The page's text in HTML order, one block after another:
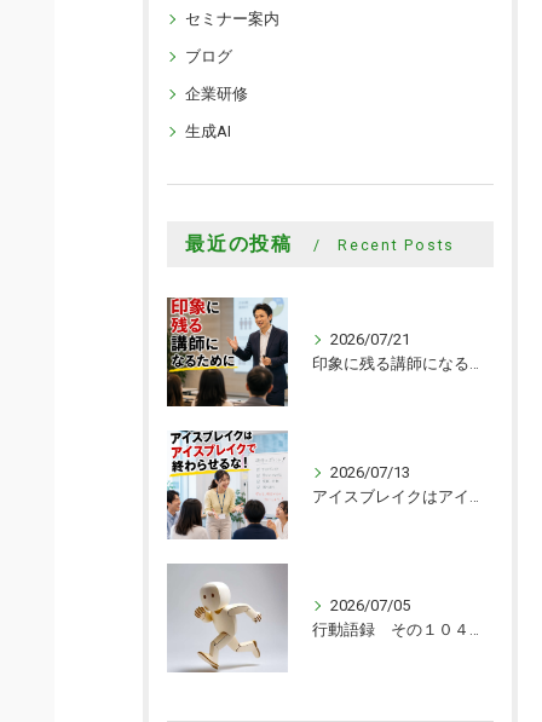
セミナー案内
ブログ
企業研修
生成AI
最近の投稿 Recent Posts
2026/07/21
印象に残る講師になるために
2026/07/13
アイスブレイクはアイスブレイクで終わらせるな！
2026/07/05
行動語録 その１０４０ 行動あるのみ！